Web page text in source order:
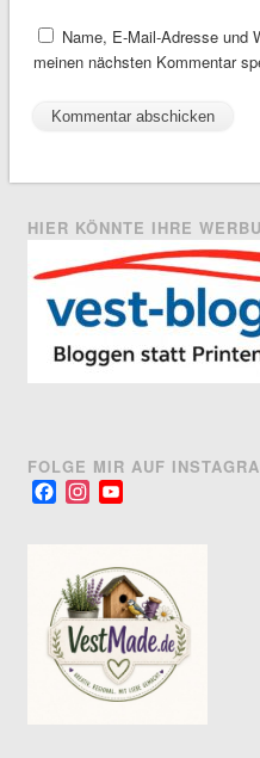
Name, E-Mail-Adresse und
meinen nächsten Kommentar
HIER KÖNNTE IHRE
FOLGE MIR AUF
FacebookInstagram